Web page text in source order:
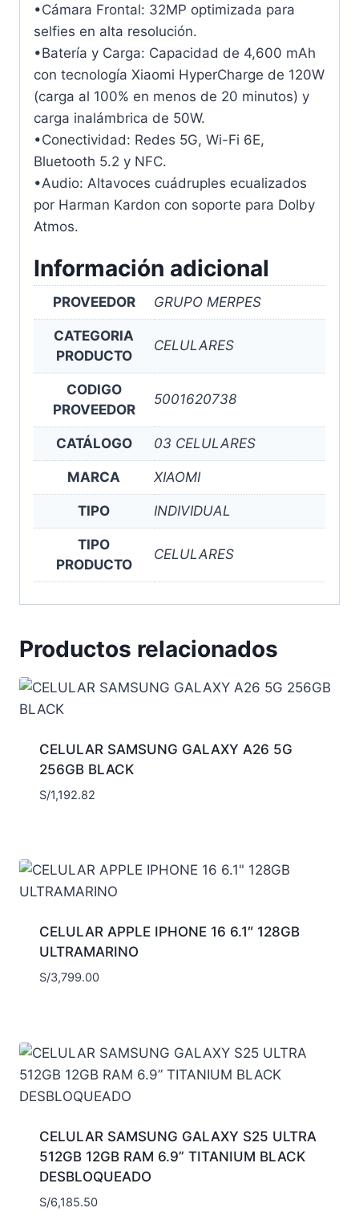
•Cámara Frontal: 32MP optimizada para
selfies en alta resolución.
•Batería y Carga: Capacidad de 4,600 mAh
con tecnología Xiaomi HyperCharge de 120W
(carga al 100% en menos de 20 minutos) y
carga inalámbrica de 50W.
•Conectividad: Redes 5G, Wi-Fi 6E,
Bluetooth 5.2 y NFC.
•Audio: Altavoces cuádruples ecualizados
por Harman Kardon con soporte para Dolby
Atmos.
Información adicional
PROVEEDOR GRUPO MERPES
CATEGORIA
PRODUCTO
CELULARES
CODIGO
PROVEEDOR
5001620738
CATÁLOGO 03 CELULARES
MARCA XIAOMI
TIPO INDIVIDUAL
TIPO
PRODUCTO
CELULARES
Productos relacionados
CELULAR SAMSUNG GALAXY A26 5G
256GB BLACK
S/1,192.82
CELULAR APPLE IPHONE 16 6.1″ 128GB
ULTRAMARINO
S/3,799.00
CELULAR SAMSUNG GALAXY S25 ULTRA
512GB 12GB RAM 6.9” TITANIUM BLACK
DESBLOQUEADO
S/6,185.50